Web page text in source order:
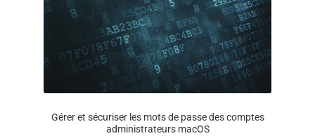
Gérer et sécuriser les mots de passe des comptes
administrateurs macOS